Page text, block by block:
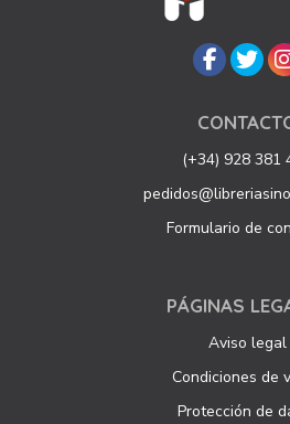
(+34) 928 381
Formulario de
PÁGINAS
Aviso legal
Condiciones de
Protección de